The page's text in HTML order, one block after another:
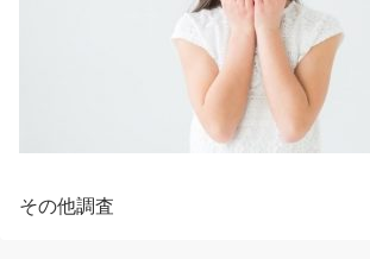
その他調査